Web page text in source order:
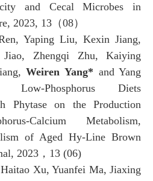
and Cecal Microbes in
2023, 13（08）
Yaping Liu, Kexin Jiang,
Zhengqi Zhu, Kaiying
Weiren Yang* and Yang
Phosphorus Diets
Phytase on the Production
Calcium Metabolism,
of Aged Hy-Line Brown
, 2023， 13(06)
Xu, Yuanfei Ma, Jiaxing